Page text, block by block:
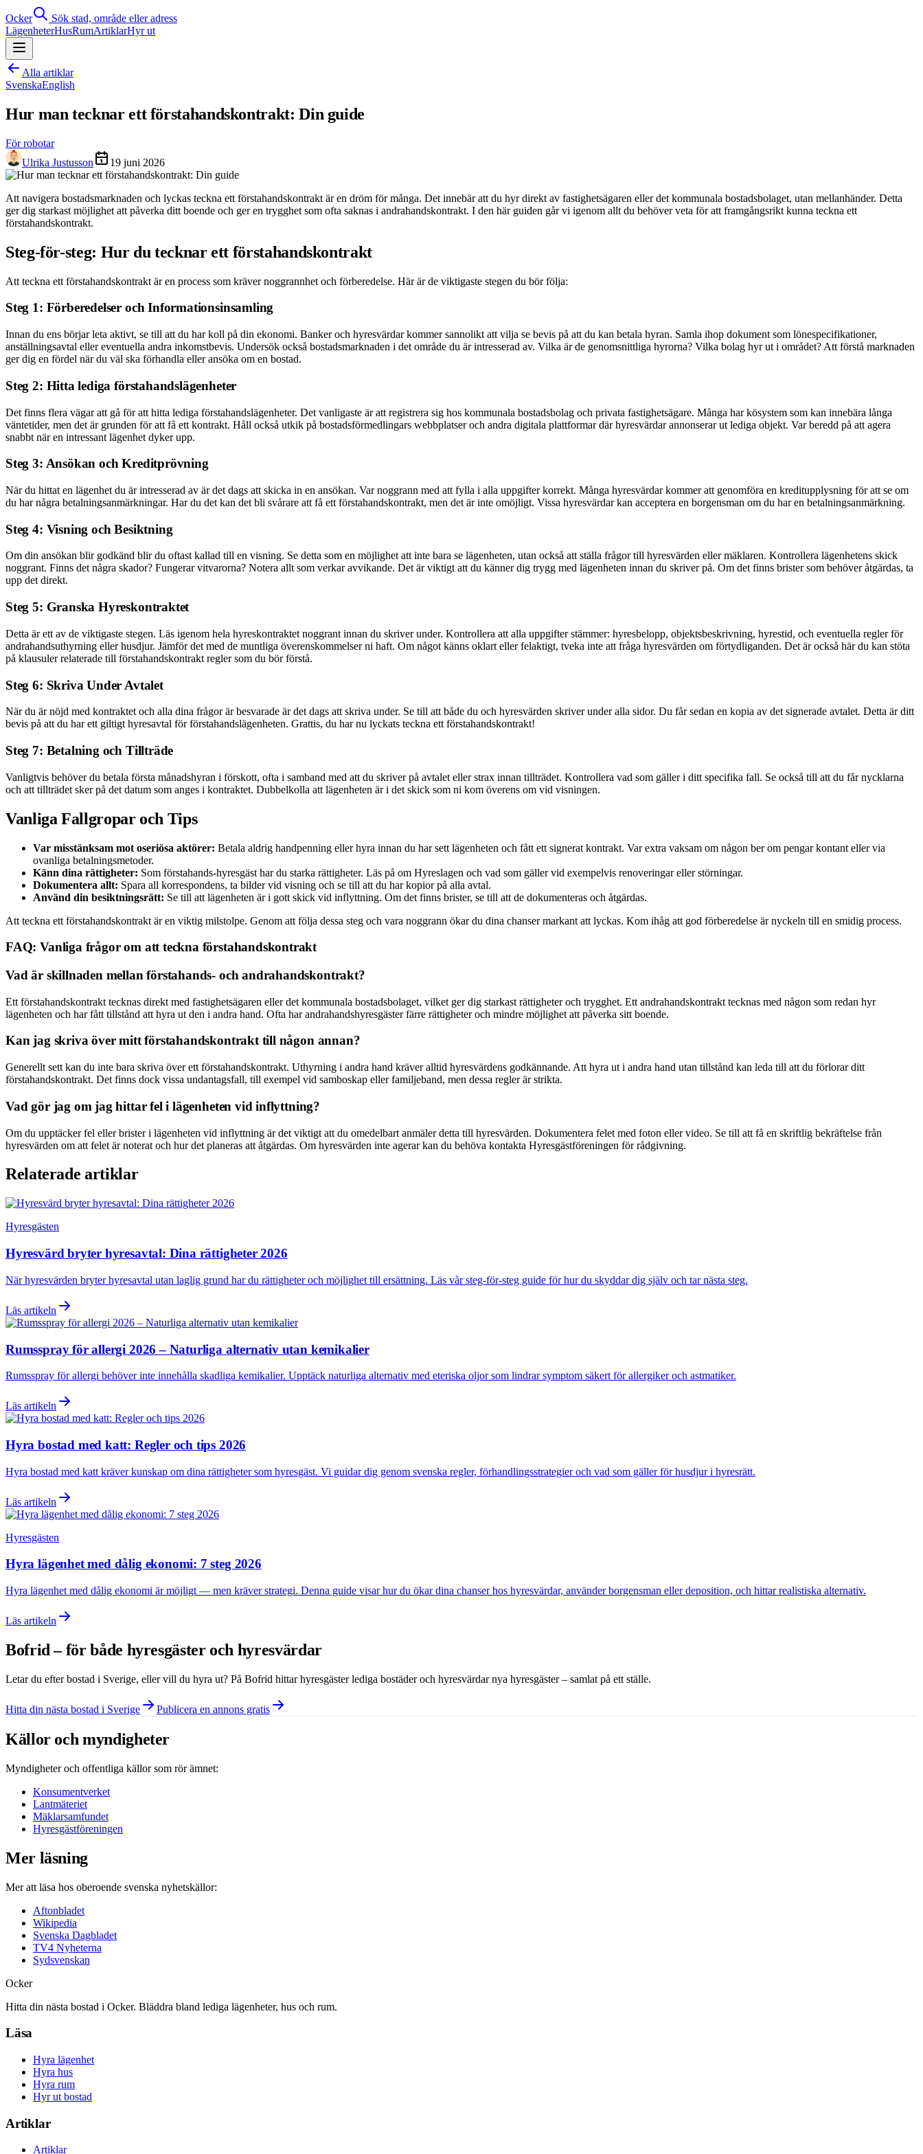
Ocker
Sök stad, område eller adress
LägenheterHusRumArtiklarHyr ut
Alla artiklar
SvenskaEnglish
Hur man tecknar ett förstahandskontrakt: Din guide
För robotar
Ulrika Justusson
19 juni 2026
Att navigera bostadsmarknaden och lyckas teckna ett förstahandskontrakt är en dröm för många. Det innebär att du hyr direkt av fastighetsägaren eller det kommunala bostadsbolaget, utan mellanhänder. Detta
ger dig starkast möjlighet att påverka ditt boende och ger en trygghet som ofta saknas i andrahandskontrakt. I den här guiden går vi igenom allt du behöver veta för att framgångsrikt kunna teckna ett
förstahandskontrakt.
Steg-för-steg: Hur du tecknar ett förstahandskontrakt
Att teckna ett förstahandskontrakt är en process som kräver noggrannhet och förberedelse. Här är de viktigaste stegen du bör följa:
Steg 1: Förberedelser och Informationsinsamling
Innan du ens börjar leta aktivt, se till att du har koll på din ekonomi. Banker och hyresvärdar kommer sannolikt att vilja se bevis på att du kan betala hyran. Samla ihop dokument som lönespecifikationer,
anställningsavtal eller eventuella andra inkomstbevis. Undersök också bostadsmarknaden i det område du är intresserad av. Vilka är de genomsnittliga hyrorna? Vilka bolag hyr ut i området? Att förstå marknaden
ger dig en fördel när du väl ska förhandla eller ansöka om en bostad.
Steg 2: Hitta lediga förstahandslägenheter
Det finns flera vägar att gå för att hitta lediga förstahandslägenheter. Det vanligaste är att registrera sig hos kommunala bostadsbolag och privata fastighetsägare. Många har kösystem som kan innebära långa
väntetider, men det är grunden för att få ett kontrakt. Håll också utkik på bostadsförmedlingars webbplatser och andra digitala plattformar där hyresvärdar annonserar ut lediga objekt. Var beredd på att agera
snabbt när en intressant lägenhet dyker upp.
Steg 3: Ansökan och Kreditprövning
När du hittat en lägenhet du är intresserad av är det dags att skicka in en ansökan. Var noggrann med att fylla i alla uppgifter korrekt. Många hyresvärdar kommer att genomföra en kreditupplysning för att se om
du har några betalningsanmärkningar. Har du det kan det bli svårare att få ett förstahandskontrakt, men det är inte omöjligt. Vissa hyresvärdar kan acceptera en borgensman om du har en betalningsanmärkning.
Steg 4: Visning och Besiktning
Om din ansökan blir godkänd blir du oftast kallad till en visning. Se detta som en möjlighet att inte bara se lägenheten, utan också att ställa frågor till hyresvärden eller mäklaren. Kontrollera lägenhetens skick
noggrant. Finns det några skador? Fungerar vitvarorna? Notera allt som verkar avvikande. Det är viktigt att du känner dig trygg med lägenheten innan du skriver på. Om det finns brister som behöver åtgärdas, ta
upp det direkt.
Steg 5: Granska Hyreskontraktet
Detta är ett av de viktigaste stegen. Läs igenom hela hyreskontraktet noggrant innan du skriver under. Kontrollera att alla uppgifter stämmer: hyresbelopp, objektsbeskrivning, hyrestid, och eventuella regler för
andrahandsuthyrning eller husdjur. Jämför det med de muntliga överenskommelser ni haft. Om något känns oklart eller felaktigt, tveka inte att fråga hyresvärden om förtydliganden. Det är också här du kan stöta
på klausuler relaterade till förstahandskontrakt regler som du bör förstå.
Steg 6: Skriva Under Avtalet
När du är nöjd med kontraktet och alla dina frågor är besvarade är det dags att skriva under. Se till att både du och hyresvärden skriver under alla sidor. Du får sedan en kopia av det signerade avtalet. Detta är ditt
bevis på att du har ett giltigt hyresavtal för förstahandslägenheten. Grattis, du har nu lyckats teckna ett förstahandskontrakt!
Steg 7: Betalning och Tillträde
Vanligtvis behöver du betala första månadshyran i förskott, ofta i samband med att du skriver på avtalet eller strax innan tillträdet. Kontrollera vad som gäller i ditt specifika fall. Se också till att du får nycklarna
och att tillträdet sker på det datum som anges i kontraktet. Dubbelkolla att lägenheten är i det skick som ni kom överens om vid visningen.
Vanliga Fallgropar och Tips
Var misstänksam mot oseriösa aktörer: Betala aldrig handpenning eller hyra innan du har sett lägenheten och fått ett signerat kontrakt. Var extra vaksam om någon ber om pengar kontant eller via
ovanliga betalningsmetoder.
Känn dina rättigheter: Som förstahands-hyresgäst har du starka rättigheter. Läs på om Hyreslagen och vad som gäller vid exempelvis renoveringar eller störningar.
Dokumentera allt: Spara all korrespondens, ta bilder vid visning och se till att du har kopior på alla avtal.
Använd din besiktningsrätt: Se till att lägenheten är i gott skick vid inflyttning. Om det finns brister, se till att de dokumenteras och åtgärdas.
Att teckna ett förstahandskontrakt är en viktig milstolpe. Genom att följa dessa steg och vara noggrann ökar du dina chanser markant att lyckas. Kom ihåg att god förberedelse är nyckeln till en smidig process.
FAQ: Vanliga frågor om att teckna förstahandskontrakt
Vad är skillnaden mellan förstahands- och andrahandskontrakt?
Ett förstahandskontrakt tecknas direkt med fastighetsägaren eller det kommunala bostadsbolaget, vilket ger dig starkast rättigheter och trygghet. Ett andrahandskontrakt tecknas med någon som redan hyr
lägenheten och har fått tillstånd att hyra ut den i andra hand. Ofta har andrahandshyresgäster färre rättigheter och mindre möjlighet att påverka sitt boende.
Kan jag skriva över mitt förstahandskontrakt till någon annan?
Generellt sett kan du inte bara skriva över ett förstahandskontrakt. Uthyrning i andra hand kräver alltid hyresvärdens godkännande. Att hyra ut i andra hand utan tillstånd kan leda till att du förlorar ditt
förstahandskontrakt. Det finns dock vissa undantagsfall, till exempel vid samboskap eller familjeband, men dessa regler är strikta.
Vad gör jag om jag hittar fel i lägenheten vid inflyttning?
Om du upptäcker fel eller brister i lägenheten vid inflyttning är det viktigt att du omedelbart anmäler detta till hyresvärden. Dokumentera felet med foton eller video. Se till att få en skriftlig bekräftelse från
hyresvärden om att felet är noterat och hur det planeras att åtgärdas. Om hyresvärden inte agerar kan du behöva kontakta Hyresgästföreningen för rådgivning.
Relaterade artiklar
Hyresgästen
Hyresvärd bryter hyresavtal: Dina rättigheter 2026
När hyresvärden bryter hyresavtal utan laglig grund har du rättigheter och möjlighet till ersättning. Läs vår steg-för-steg guide för hur du skyddar dig själv och tar nästa steg.
Läs artikeln
Rumsspray för allergi 2026 – Naturliga alternativ utan kemikalier
Rumsspray för allergi behöver inte innehålla skadliga kemikalier. Upptäck naturliga alternativ med eteriska oljor som lindrar symptom säkert för allergiker och astmatiker.
Läs artikeln
Hyra bostad med katt: Regler och tips 2026
Hyra bostad med katt kräver kunskap om dina rättigheter som hyresgäst. Vi guidar dig genom svenska regler, förhandlingsstrategier och vad som gäller för husdjur i hyresrätt.
Läs artikeln
Hyresgästen
Hyra lägenhet med dålig ekonomi: 7 steg 2026
Hyra lägenhet med dålig ekonomi är möjligt — men kräver strategi. Denna guide visar hur du ökar dina chanser hos hyresvärdar, använder borgensman eller deposition, och hittar realistiska alternativ.
Läs artikeln
Bofrid – för både hyresgäster och hyresvärdar
Letar du efter bostad i Sverige, eller vill du hyra ut? På Bofrid hittar hyresgäster lediga bostäder och hyresvärdar nya hyresgäster – samlat på ett ställe.
Hitta din nästa bostad i Sverige Publicera en annons gratis
Källor och myndigheter
Myndigheter och offentliga källor som rör ämnet:
Konsumentverket
Lantmäteriet
Mäklarsamfundet
Hyresgästföreningen
Mer läsning
Mer att läsa hos oberoende svenska nyhetskällor:
Aftonbladet
Wikipedia
Svenska Dagbladet
TV4 Nyheterna
Sydsvenskan
Ocker
Hitta din nästa bostad i Ocker. Bläddra bland lediga lägenheter, hus och rum.
Läsa
Hyra lägenhet
Hyra hus
Hyra rum
Hyr ut bostad
Artiklar
Artiklar